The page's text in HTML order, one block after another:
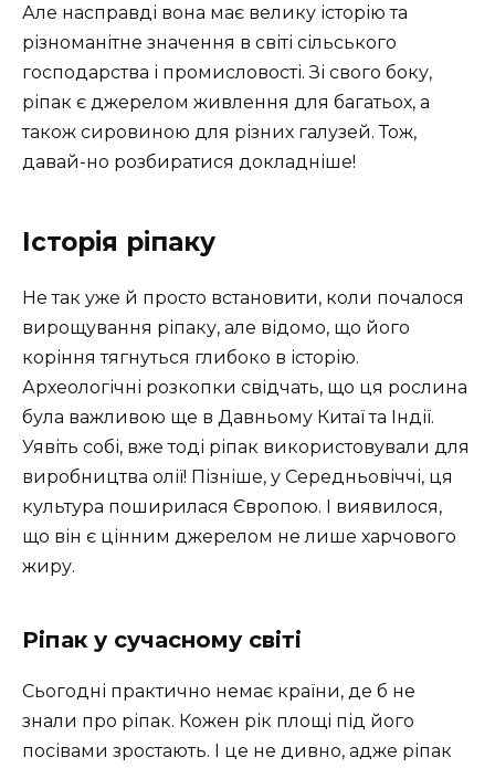
Але насправді вона має велику історію та
різноманітне значення в світі сільського
господарства і промисловості. Зі свого боку,
ріпак є джерелом живлення для багатьох, а
також сировиною для різних галузей. Тож,
давай-но розбиратися докладніше!
Історія ріпаку
Не так уже й просто встановити, коли почалося
вирощування ріпаку, але відомо, що його
коріння тягнуться глибоко в історію.
Археологічні розкопки свідчать, що ця рослина
була важливою ще в Давньому Китаї та Індії.
Уявіть собі, вже тоді ріпак використовували для
виробництва олії! Пізніше, у Середньовіччі, ця
культура поширилася Європою. І виявилося,
що він є цінним джерелом не лише харчового
жиру.
Ріпак у сучасному світі
Сьогодні практично немає країни, де б не
знали про ріпак. Кожен рік площі під його
посівами зростають. І це не дивно, адже ріпак